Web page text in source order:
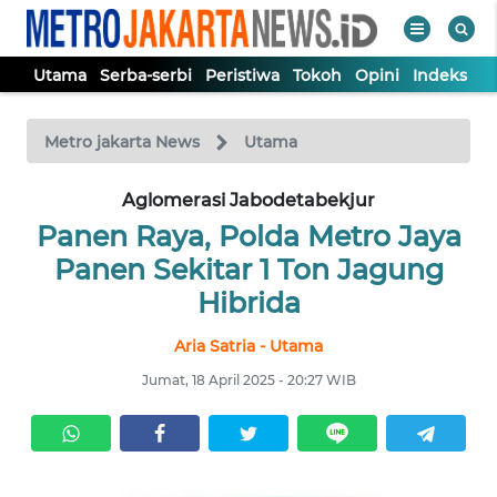
Utama Serba-serbi Peristiwa Tokoh Opini Indeks
Metro jakarta News Utama
Aglomerasi Jabodetabekjur
Panen Raya, Polda Metro Jaya
Panen Sekitar 1 Ton Jagung
Hibrida
Aria Satria - Utama
Jumat, 18 April 2025 - 20:27 WIB
TV
Tutup
SERBA-
TOKOH